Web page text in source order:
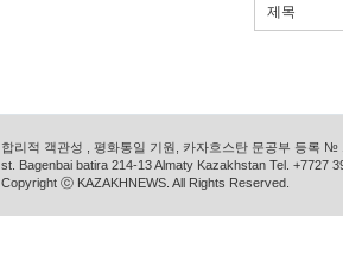
제목
합리적 객관성 , 평화통일 기원, 카자흐스탄 문공부 등록
st. Bagenbai batira 214-13 Almaty Kazakhstan Tel. +7727
Copyright ⓒ KAZAKHNEWS. All Rights Reserved.